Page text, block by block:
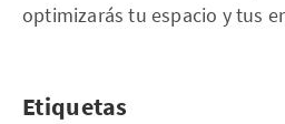
optimizarás tu espacio y tus
Etiquetas